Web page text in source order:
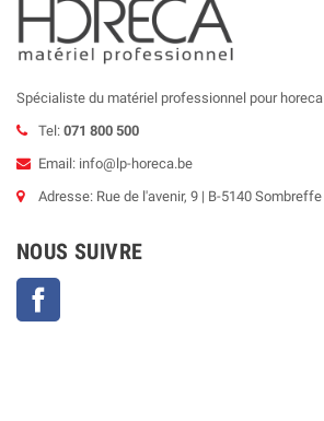
Spécialiste du matériel professionnel pour horeca
Tel: 071 800 500
Email: info@lp-horeca.be
Adresse: Rue de l'avenir, 9 | B-5140 Sombreffe
NOUS SUIVRE